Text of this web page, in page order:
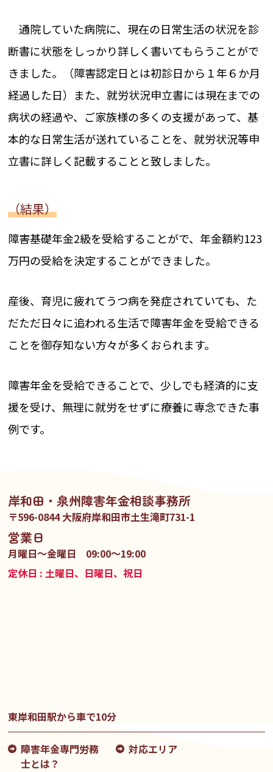
通院していた病院に、現在の日常生活の状況を診
断書に状態をしっかり詳しく書いてもらうことがで
きました。（障害認定日とは初診日から１年６か月
経過した日）また、就労状況申立書には現在までの
病状の経過や、ご家族様の多くの支援があって、基
本的な日常生活が送れていることを、就労状況等申
立書に詳しく記載することと致しました。
（結果）
障害基礎年金2級を受給することがで、年金額約123
万円の受給を決定することができました。
産後、育児に疲れてうつ病を発症されていても、た
だただ日々に追われる生活で障害年金を受給できる
ことを御存知ない方々が多くおられます。
障害年金を受給できることで、少しでも経済的に支
援を受け、無理に就労をせずに療養に専念できた事
例です。
岸和田・泉州障害年金相談事務所
〒596-0844 大阪府岸和田市土生滝町731-1
営業日
月曜日〜金曜日 09:00～19:00
定休日 : 土曜日、日曜日、祝日
東岸和田駅から車で10分
障害年金専門労務
士とは？
対応エリア